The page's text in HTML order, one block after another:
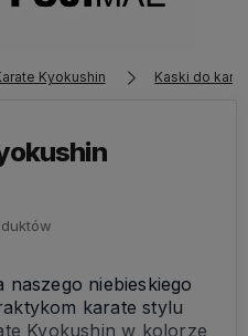
konto
aktualnej oferty lub
dodane produkty do listy
Kyokushin Kaski do
niebieskiego
karate stylu
Kyokushin w kolorze